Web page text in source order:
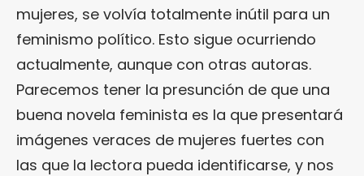
mujeres, se volvía totalmente inútil para un
feminismo político. Esto sigue ocurriendo
actualmente, aunque con otras autoras.
Parecemos tener la presunción de que una
buena novela feminista es la que presentará
imágenes veraces de mujeres fuertes con
las que la lectora pueda identificarse, y nos